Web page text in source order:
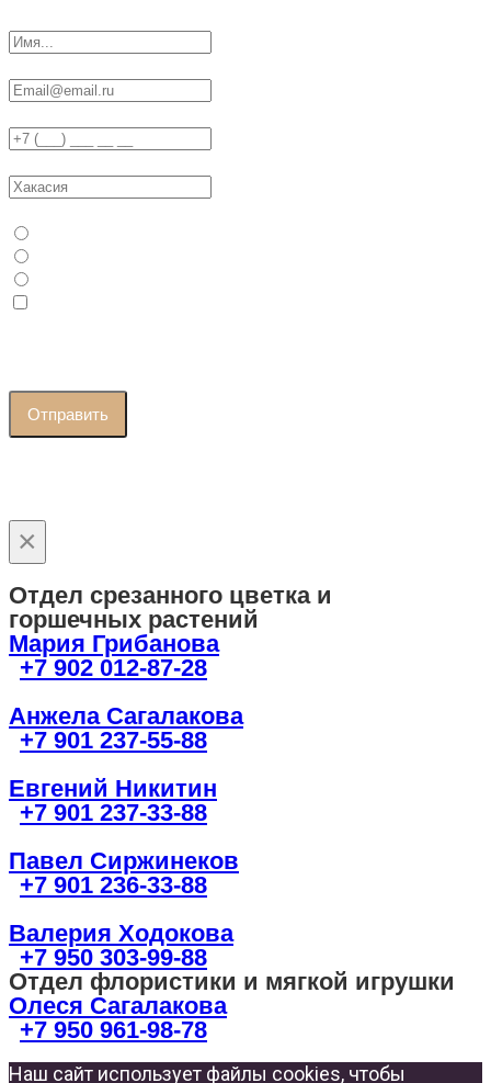
Отправить
×
Отдел срезанного цветка и
горшечных растений
Мария Грибанова
+7 902 012-87-28
Анжела Сагалакова
+7 901 237-55-88
Евгений Никитин
+7 901 237-33-88
Павел Сиржинеков
+7 901 236-33-88
Валерия Ходокова
+7 950 303-99-88
Отдел флористики и мягкой игрушки
Олеся Сагалакова
+7 950 961-98-78
Наш сайт использует файлы cookies, чтобы